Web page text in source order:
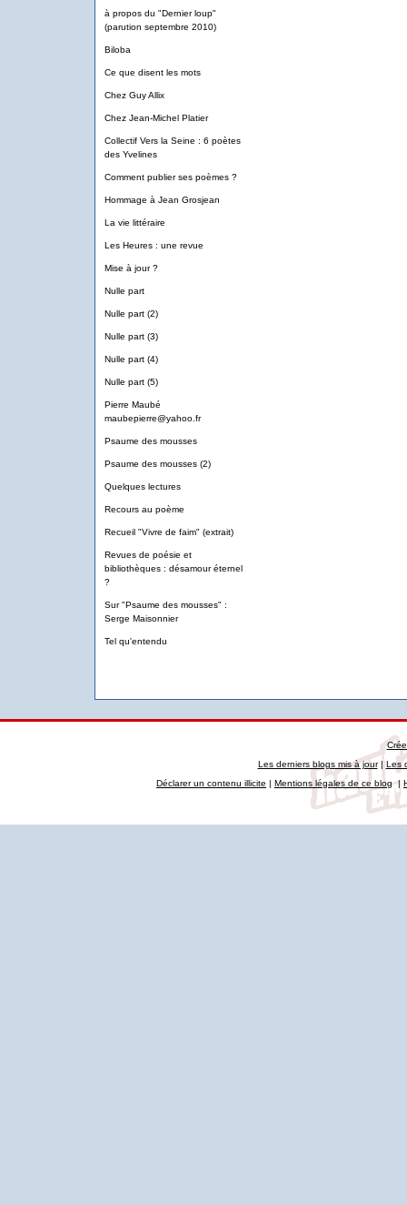
à propos du "Dernier loup"
(parution septembre 2010)
Biloba
Ce que disent les mots
Chez Guy Allix
Chez Jean-Michel Platier
Collectif Vers la Seine : 6 poètes
des Yvelines
Comment publier ses poèmes ?
Hommage à Jean Grosjean
La vie littéraire
Les Heures : une revue
Mise à jour ?
Nulle part
Nulle part (2)
Nulle part (3)
Nulle part (4)
Nulle part (5)
Pierre Maubé
maubepierre@yahoo.fr
Psaume des mousses
Psaume des mousses (2)
Quelques lectures
Recours au poème
Recueil "Vivre de faim" (extrait)
Revues de poésie et
bibliothèques : désamour éternel
?
Sur "Psaume des mousses" :
Serge Maisonnier
Tel qu'entendu
Les derniers blogs mis à jour|Les
Déclarer un contenu illicite | Mentions légales de ce blog|